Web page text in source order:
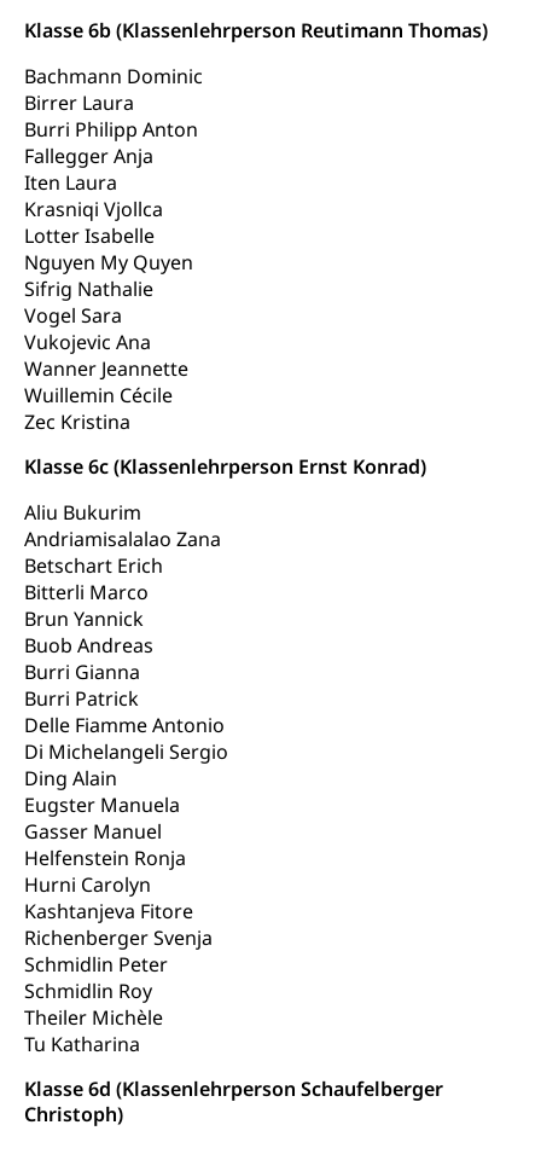
Klasse 6b (Klassenlehrperson Reutimann Thomas)
Bachmann Dominic
Birrer Laura
Burri Philipp Anton
Fallegger Anja
Iten Laura
Krasniqi Vjollca
Lotter Isabelle
Nguyen My Quyen
Sifrig Nathalie
Vogel Sara
Vukojevic Ana
Wanner Jeannette
Wuillemin Cécile
Zec Kristina
Klasse 6c (Klassenlehrperson Ernst Konrad)
Aliu Bukurim
Andriamisalalao Zana
Betschart Erich
Bitterli Marco
Brun Yannick
Buob Andreas
Burri Gianna
Burri Patrick
Delle Fiamme Antonio
Di Michelangeli Sergio
Ding Alain
Eugster Manuela
Gasser Manuel
Helfenstein Ronja
Hurni Carolyn
Kashtanjeva Fitore
Richenberger Svenja
Schmidlin Peter
Schmidlin Roy
Theiler Michèle
Tu Katharina
Klasse 6d (Klassenlehrperson Schaufelberger
Christoph)
Kulturförderung und Vermittlung
Angebote für Schulklassen
Zentralschweizer Filmförderung
Mobilität
Schiene und öffentlicher Verkehr
Schienenverkehr, Zugverkehr, Bahnverkehr,
Transportmittel, öffentlicher Verkehr
Verkehrsverbund Luzern VVL
Öffentlicher Verkehr Luzern Mobil
Schifffahrt
Schiffsverkehr, Binnenschifffahrt, Seeschifffahrt,
Flussschifffahrt
Schifffahrt (Strassenverkehrsamt)
Strasse
Autoverkehr, Lastwagenverkehr, Schwerverkehr,
leistungsabhängige Schwerverkehrsabgabe,
Langsamverkehr, Transportmittel, Auto, Motorrad,
Individualverkehr
zentras (Betrieb und Unterhalt LU, OW, NW,
Verkehr und Infrastruktur vif
Persönliches
Zivilstand
Geburt, Heirat, Ehe, Partnerschaft, Tod,
Zivilstandsamt, Zivilstandsregiste
Zivilstandswesen
Adoption
Adoptivkind, Adoptiveltern, Adoptionsvermittlung,
Adoptionsverfahren, elterliche Gewalt, elterliche
Sorge
Aufenthaltsbewilligungen
Niederlassungsbewilligung, Aufenthalt,
Niederlassung, Wohnsitz
Ausweise und Bescheinigungen
Reisepass, Identitätskarte, Visum, Geburtsurkunde
Jagdausweis, Fischereiausweis
Einbürgerung